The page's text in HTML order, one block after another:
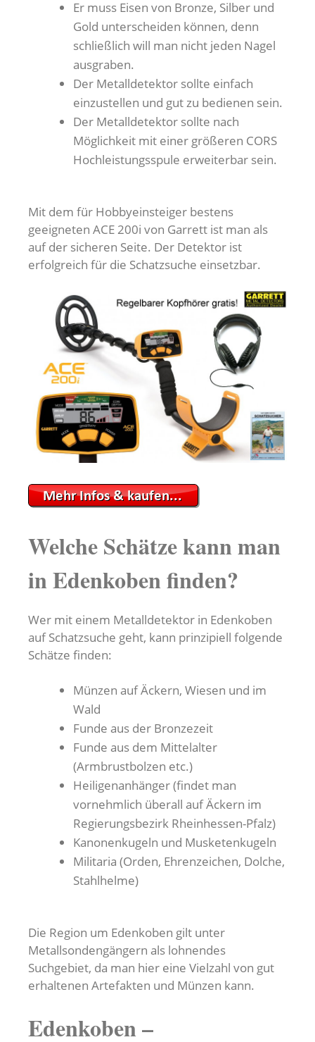
Er muss Eisen von Bronze, Silber und
Gold unterscheiden können, denn
schließlich will man nicht jeden Nagel
ausgraben.
Der Metalldetektor sollte einfach
einzustellen und gut zu bedienen sein.
Der Metalldetektor sollte nach
Möglichkeit mit einer größeren CORS
Hochleistungsspule erweiterbar sein.
Mit dem für Hobbyeinsteiger bestens
geeigneten ACE 200i von Garrett ist man als
auf der sicheren Seite. Der Detektor ist
erfolgreich für die Schatzsuche einsetzbar.
Welche Schätze kann man
in Edenkoben finden?
Wer mit einem Metalldetektor in Edenkoben
auf Schatzsuche geht, kann prinzipiell folgende
Schätze finden:
Münzen auf Äckern, Wiesen und im
Wald
Funde aus der Bronzezeit
Funde aus dem Mittelalter
(Armbrustbolzen etc.)
Heiligenanhänger (findet man
vornehmlich überall auf Äckern im
Regierungsbezirk Rheinhessen-Pfalz)
Kanonenkugeln und Musketenkugeln
Militaria (Orden, Ehrenzeichen, Dolche,
Stahlhelme)
Die Region um Edenkoben gilt unter
Metallsondengängern als lohnendes
Suchgebiet, da man hier eine Vielzahl von gut
erhaltenen Artefakten und Münzen kann.
Edenkoben –